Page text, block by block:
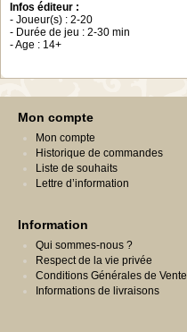
Infos éditeur :
- Joueur(s) : 2-20
- Durée de jeu : 2-30 min
- Age : 14+
Mon compte
Mon compte
Historique de commandes
Liste de souhaits
Lettre d’information
Information
Qui sommes-nous ?
Respect de la vie privée
Conditions Générales de Vente
Informations de livraisons